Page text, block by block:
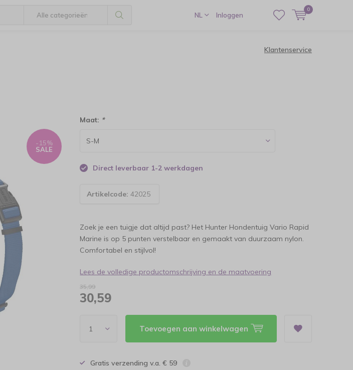
NL Inloggen
0
Klantenservice
-15%
SALE
Maat: *
Direct leverbaar 1-2 werkdagen
Artikelcode: 42025
Zoek je een tuigje dat altijd past? Het Hunter Hondentuig Vario Rapid
Marine is op 5 punten verstelbaar en gemaakt van duurzaam nylon.
Comfortabel en stijlvol!
Lees de volledige productomschrijving en de maatvoering
35,99
30,59
Toevoegen aan winkelwagen
Gratis verzending v.a. € 59